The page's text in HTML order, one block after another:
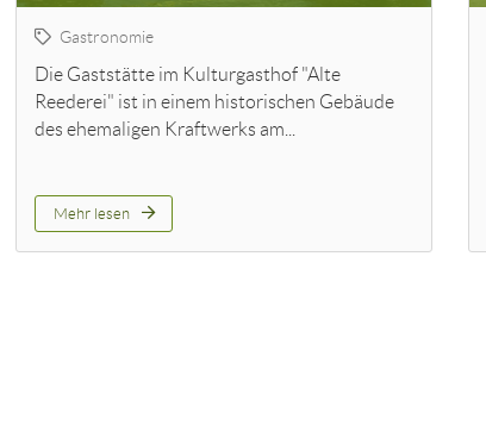
Gastronomie
Die Gaststätte im Kulturgasthof "Alte
Reederei" ist in einem historischen Gebäude
des ehemaligen Kraftwerks am...
Mehr lesen